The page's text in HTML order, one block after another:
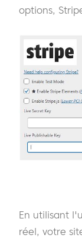
options,
En utilisant
réel, votre